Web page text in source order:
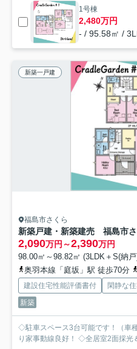
1号棟
2,480万円
- / 95.58㎡ /
新築一戸建
福島市さくら
2,090万円～2,390万円
98.00㎡～98.82㎡ (3LDK＋S(納
奥羽本線「庭坂」駅 徒歩70分
建設住宅性能評価書付 閑静な
新築
◇駐車スペース3台可能です！（車
り家事動線良好！ ◇全居室2面採光